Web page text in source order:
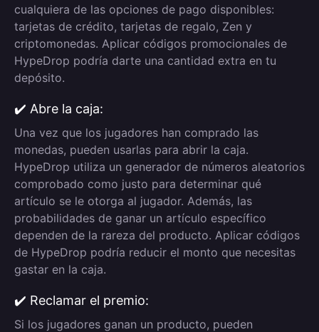
cualquiera de las opciones de pago disponibles:
tarjetas de crédito, tarjetas de regalo, Zen y
criptomonedas. Aplicar códigos promocionales de
HypeDrop podría darte una cantidad extra en tu
depósito.
✔️ Abre la caja:
Una vez que los jugadores han comprado las
monedas, pueden usarlas para abrir la caja.
HypeDrop utiliza un generador de números aleatorios
comprobado como justo para determinar qué
artículo se le otorga al jugador. Además, las
probabilidades de ganar un artículo específico
dependen de la rareza del producto. Aplicar códigos
de HypeDrop podría reducir el monto que necesitas
gastar en la caja.
✔️ Reclamar el premio:
Si los jugadores ganan un producto, pueden